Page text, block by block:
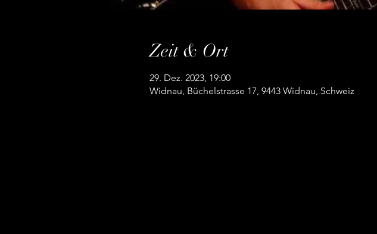
Zeit & Ort
29. Dez. 2023, 19:00
Widnau, Büchelstrasse 17, 9443 Widnau, Schweiz